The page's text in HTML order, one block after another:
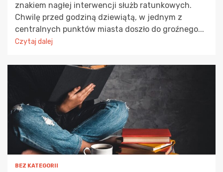
znakiem nagłej interwencji służb ratunkowych.
Chwilę przed godziną dziewiątą, w jednym z
centralnych punktów miasta doszło do groźnego...
Czytaj dalej
BEZ KATEGORII